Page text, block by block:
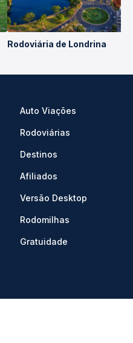
Rodoviária de Londrina
Auto Viações
Rodoviárias
Destinos
Afiliados
Versão Desktop
Rodomilhas
Gratuidade